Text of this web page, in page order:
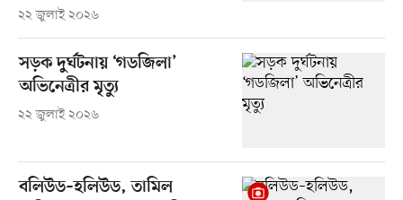
২২ জুলাই ২০২৬
সড়ক দুর্ঘটনায় ‘গডজিলা’
অভিনেত্রীর মৃত্যু
২২ জুলাই ২০২৬
বলিউড–হলিউড, তামিল